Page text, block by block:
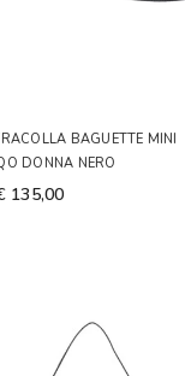
BAGUETTE MINI
DONNA NERO
135,00